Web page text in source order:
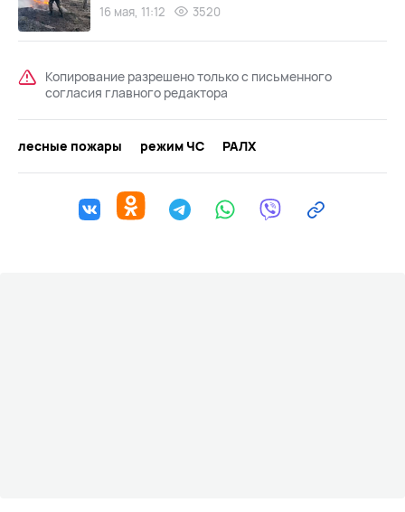
16 мая, 11:12 3520
Копирование разрешено только с письменного
согласия главного редактора
лесные пожары режим ЧС РАЛХ